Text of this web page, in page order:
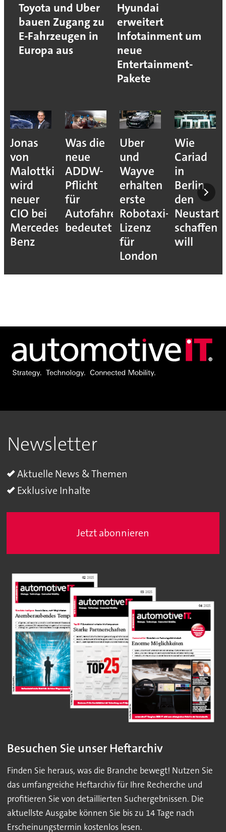
Toyota und Uber
bauen Zugang zu
E-Fahrzeugen in
Europa aus
Hyundai
erweitert
Infotainment um
neue
Entertainment-
Pakete
Jonas
von
Malottki
wird
neuer
CIO bei
Mercedes-
Benz
Was die
neue
ADDW-
Pflicht
für
Autofahrer
bedeutet
Uber
und
Wayve
erhalten
erste
Robotaxi-
Lizenz
für
London
Wie
Cariad
in
Berlin
den
Neustart
schaffen
will
Newsletter
Aktuelle News & Themen
Exklusive Inhalte
Jetzt abonnieren
Besuchen Sie unser Heftarchiv
Finden Sie heraus, was die Branche bewegt! Nutzen Sie
das umfangreiche Heftarchiv für Ihre Recherche und
profitieren Sie von detaillierten Suchergebnissen. Die
aktuellste Ausgabe können Sie bis zu 14 Tage nach
Erscheinungstermin kostenlos lesen.